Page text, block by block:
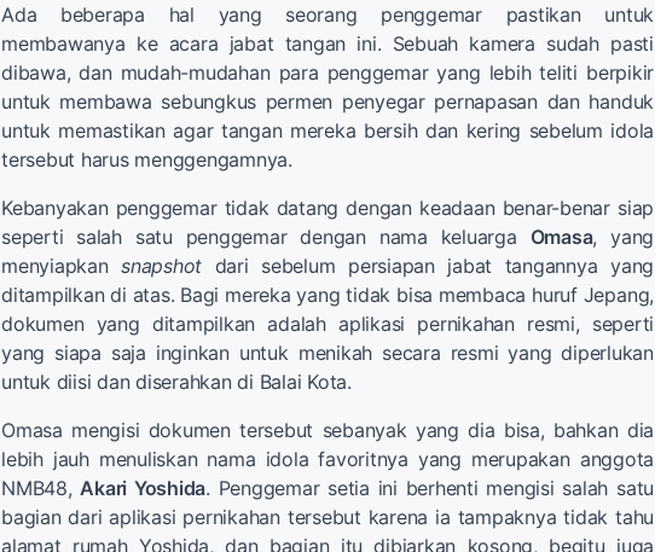
Ada beberapa hal yang seorang penggemar pastikan untuk
membawanya ke acara jabat tangan ini. Sebuah kamera sudah pasti
dibawa, dan mudah-mudahan para penggemar yang lebih teliti berpikir
untuk membawa sebungkus permen penyegar pernapasan dan handuk
untuk memastikan agar tangan mereka bersih dan kering sebelum idola
tersebut harus menggengamnya.
Kebanyakan penggemar tidak datang dengan keadaan benar-benar siap
seperti salah satu penggemar dengan nama keluarga Omasa, yang
menyiapkansnapshot dari sebelum persiapan jabat tangannya yang
ditampilkan di atas. Bagi mereka yang tidak bisa membaca huruf Jepang,
dokumen yang ditampilkan adalah aplikasi pernikahan resmi, seperti
yang siapa saja inginkan untuk menikah secara resmi yang diperlukan
untuk diisi dan diserahkan di Balai Kota.
Omasa mengisi dokumen tersebut sebanyak yang dia bisa, bahkan dia
lebih jauh menuliskan nama idola favoritnya yang merupakan anggota
NMB48, Akari Yoshida. Penggemar setia ini berhenti mengisi salah satu
bagian dari aplikasi pernikahan tersebut karena ia tampaknya tidak tahu
alamat rumah Yoshida, dan bagian itu dibiarkan kosong, begitu juga